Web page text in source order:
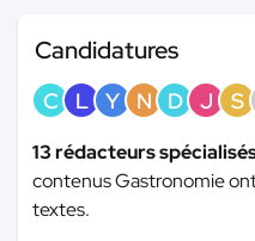
Candidatures
C L Y N D J S
13 rédacteurs
contenus Gastronomie
textes.